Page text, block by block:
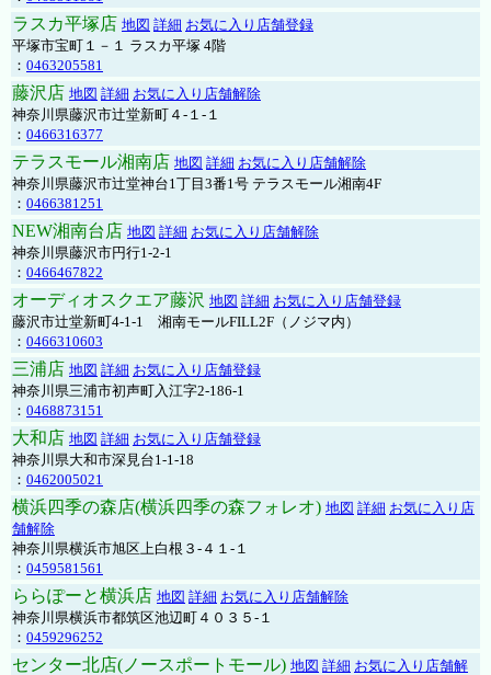
ラスカ平塚店 地図 詳細 お気に入り店舗登録
平塚市宝町１－１ ラスカ平塚 4階
： 0463205581
藤沢店 地図 詳細 お気に入り店舗解除
神奈川県藤沢市辻堂新町４-１-１
： 0466316377
テラスモール湘南店 地図 詳細 お気に入り店舗解除
神奈川県藤沢市辻堂神台1丁目3番1号 テラスモール湘南4F
： 0466381251
NEW湘南台店 地図 詳細 お気に入り店舗解除
神奈川県藤沢市円行1-2-1
： 0466467822
オーディオスクエア藤沢 地図 詳細 お気に入り店舗登録
藤沢市辻堂新町4-1-1 湘南モールFILL2F（ノジマ内）
： 0466310603
三浦店 地図 詳細 お気に入り店舗登録
神奈川県三浦市初声町入江字2-186-1
： 0468873151
大和店 地図 詳細 お気に入り店舗登録
神奈川県大和市深見台1-1-18
： 0462005021
横浜四季の森店(横浜四季の森フォレオ) 地図 詳細 お気に入り店
舗解除
神奈川県横浜市旭区上白根３-４１-１
： 0459581561
ららぽーと横浜店 地図 詳細 お気に入り店舗解除
神奈川県横浜市都筑区池辺町４０３５-１
： 0459296252
センター北店(ノースポートモール) 地図 詳細 お気に入り店舗解